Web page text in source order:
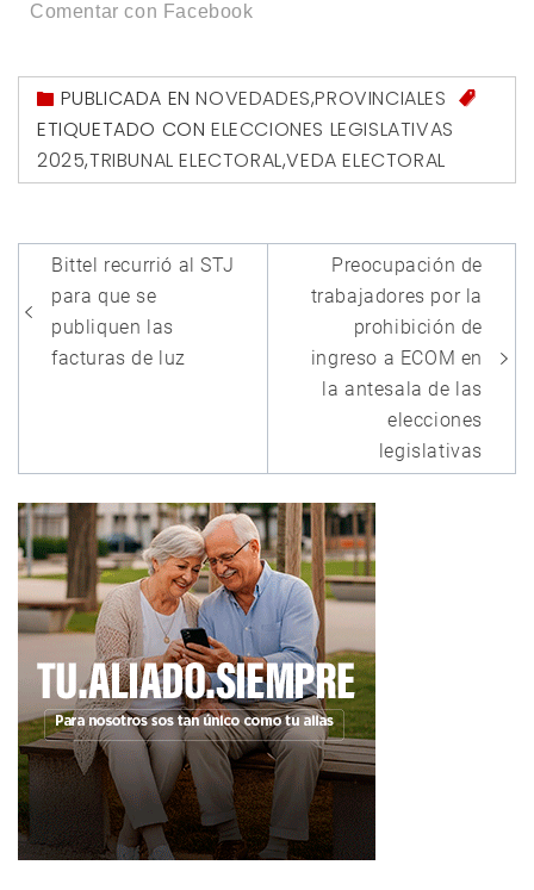
Comentar con Facebook
PUBLICADA ENNOVEDADES,PROVINCIALES
ETIQUETADO CON ELECCIONES LEGISLATIVAS
2025,TRIBUNAL ELECTORAL,VEDA ELECTORAL
Navegación
de
entradas
Bittel recurrió al STJ
para que se
publiquen las
facturas de luz
Preocupación de
trabajadores por la
prohibición de
ingreso a ECOM en
la antesala de las
elecciones
legislativas